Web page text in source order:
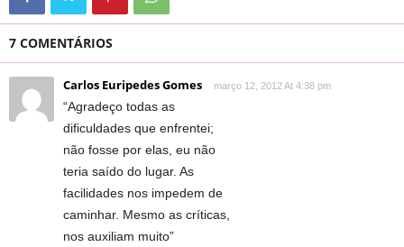
7 COMENTÁRIOS
Carlos Euripedes Gomes março 12, 2012 At 4:38 pm
“Agradeço todas as
dificuldades que enfrentei;
não fosse por elas, eu não
teria saído do lugar. As
facilidades nos impedem de
caminhar. Mesmo as críticas,
nos auxiliam muito”